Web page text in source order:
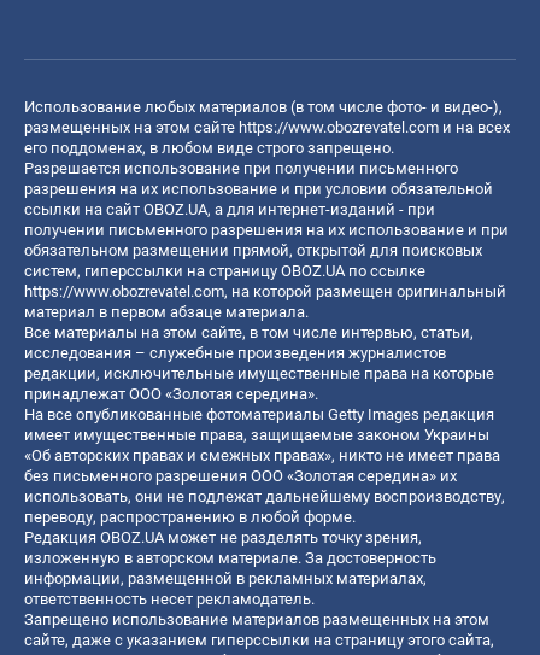
Использование любых материалов (в том числе фото- и видео-),
размещенных на этом сайте https://www.obozrevatel.com и на всех
его поддоменах, в любом виде строго запрещено.
Разрешается использование при получении письменного
разрешения на их использование и при условии обязательной
ссылки на сайт OBOZ.UA, а для интернет-изданий - при
получении письменного разрешения на их использование и при
обязательном размещении прямой, открытой для поисковых
систем, гиперссылки на страницу OBOZ.UA по ссылке
https://www.obozrevatel.com, на которой размещен оригинальный
материал в первом абзаце материала.
Все материалы на этом сайте, в том числе интервью, статьи,
исследования – служебные произведения журналистов
редакции, исключительные имущественные права на которые
принадлежат ООО «Золотая середина».
На все опубликованные фотоматериалы Getty Images редакция
имеет имущественные права, защищаемые законом Украины
«Об авторских правах и смежных правах», никто не имеет права
без письменного разрешения ООО «Золотая середина» их
использовать, они не подлежат дальнейшему воспроизводству,
переводу, распространению в любой форме.
Редакция OBOZ.UA может не разделять точку зрения,
изложенную в авторском материале. За достоверность
информации, размещенной в рекламных материалах,
ответственность несет рекламодатель.
Запрещено использование материалов размещенных на этом
сайте, даже с указанием гиперссылки на страницу этого сайта,